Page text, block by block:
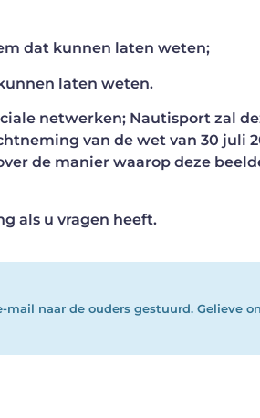
dat kunnen laten weten;
laten weten.
netwerken; Nautisport zal
van de wet van 30 juli
de manier waarop deze
als u vragen heeft.
naar de ouders gestuurd. Gelieve